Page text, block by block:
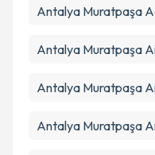
Antalya Muratpaşa
Antalya Muratpaşa
Antalya Muratpaşa
Antalya Muratpaşa